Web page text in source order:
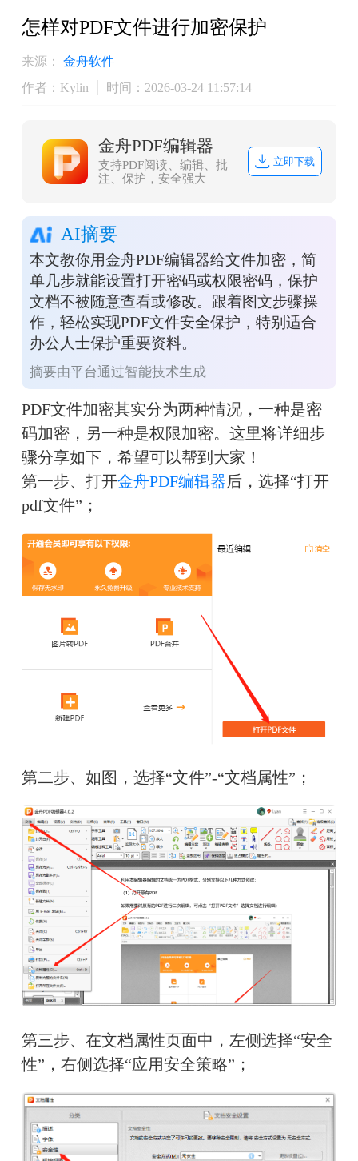
怎样对PDF文件进行加密保护
来源：
金舟软件
作者：Kylin
时间：2026-03-24 11:57:14
金舟PDF编辑器
支持PDF阅读、编辑、批
注、保护，安全强大
立即下载
AI摘要
本文教你用金舟PDF编辑器给文件加密，简
单几步就能设置打开密码或权限密码，保护
文档不被随意查看或修改。跟着图文步骤操
作，轻松实现PDF文件安全保护，特别适合
办公人士保护重要资料。
摘要由平台通过智能技术生成
PDF文件加密其实分为两种情况，一种是密
码加密，另一种是权限加密。这里将详细步
骤分享如下，希望可以帮到大家！
第一步、打开金舟PDF编辑器后，选择“打开
pdf文件”；
第二步、如图，选择“文件”-“文档属性”；
第三步、在文档属性页面中，左侧选择“安全
性”，右侧选择“应用安全策略”；